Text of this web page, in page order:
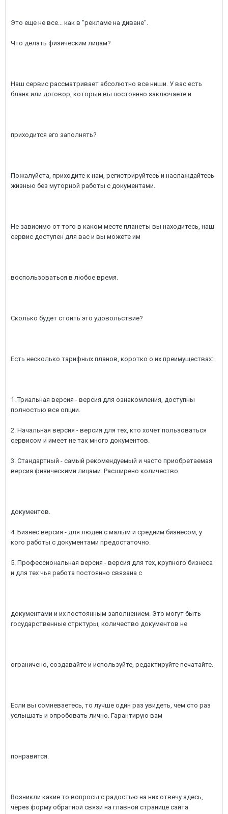
Это еще не все... как в "рекламе на диване".
Что делать физическим лицам?
Наш сервис рассматривает абсолютно все ниши. У вас есть
бланк или договор, который вы постоянно заключаете и
приходится его заполнять?
Пожалуйста, приходите к нам, регистрируйтесь и наслаждайтесь
жизнью без муторной работы с документами.
Не зависимо от того в каком месте планеты вы находитесь, наш
сервис доступен для вас и вы можете им
воспользоваться в любое время.
Сколько будет стоить это удовольствие?
Есть несколько тарифных планов, коротко о их преимуществах:
1. Триальная версия - версия для ознакомления, доступны
полностью все опции.
2. Начальная версия - версия для тех, кто хочет пользоваться
сервисом и имеет не так много документов.
3. Стандартный - самый рекомендуемый и часто приобретаемая
версия физическими лицами. Расширено количество
документов.
4. Бизнес версия - для людей с малым и средним бизнесом, у
кого работы с документами предостаточно.
5. Профессиональная версия - версия для тех, крупного бизнеса
и для тех чья работа постоянно связана с
документами и их постоянным заполнением. Это могут быть
государственные стрктуры, количество документов не
ограничено, создавайте и используйте, редактируйте печатайте.
Если вы сомневаетесь, то лучше один раз увидеть, чем сто раз
услышать и опробовать лично. Гарантирую вам
понравится.
Возникли какие то вопросы с радостью на них отвечу здесь,
через форму обратной связи на главной странице сайта